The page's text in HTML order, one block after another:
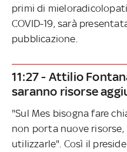
primi di
COVID-19, sarà
pubblicazione.
11:27 - Attilio
saranno risorse
"Sul Mes bisogna fare
non porta nuove
utilizzarle". Così il